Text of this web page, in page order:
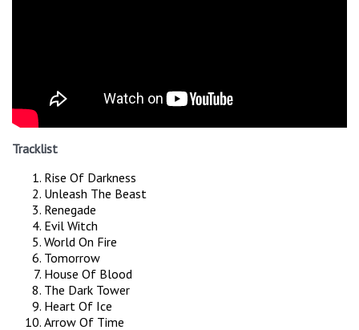
Tracklist
Rise Of Darkness
Unleash The Beast
Renegade
Evil Witch
World On Fire
Tomorrow
House Of Blood
The Dark Tower
Heart Of Ice
Arrow Of Time